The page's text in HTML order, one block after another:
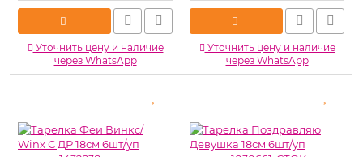
Уточнить цену и наличие
через WhatsApp
Уточнить цену и наличие
через WhatsApp